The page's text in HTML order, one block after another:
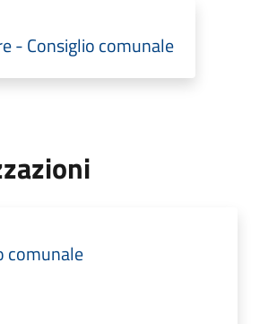
- Consiglio comunale
comunale